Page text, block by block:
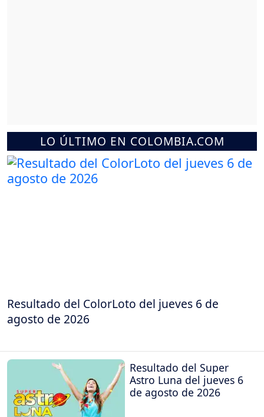
LO ÚLTIMO EN COLOMBIA.COM
Resultado del ColorLoto del jueves 6 de
agosto de 2026
Resultado del Super
Astro Luna del jueves 6
de agosto de 2026